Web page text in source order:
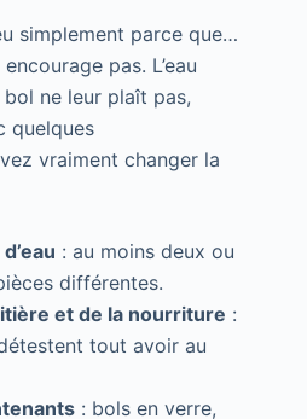
simplement parce que…
pas. L’eau
bol ne leur plaît pas,
quelques
vraiment changer la
: au moins deux ou
différentes.
et de la nourriture :
tout avoir au
: bols en verre,